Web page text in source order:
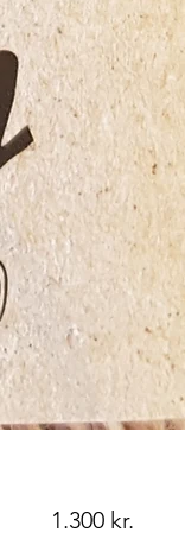
1.300 kr.Price